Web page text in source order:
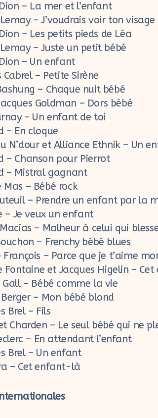
– La mer et l’enfant
– J’voudrais voir ton visage
– Les petits pieds de Léa
– Juste un petit bébé
– Un enfant
Cabrel – Petite Sirène
– Chaque nuit bébé
Goldman – Dors bébé
– Un enfant de toi
– En cloque
N’dour et Alliance Ethnik – Un
– Chanson pour Pierrot
– Mistral gagnant
Mas – Bébé rock
– Prendre un enfant par la
– Je veux un enfant
– Malheur à celui qui
– Frenchy bébé blues
François – Parce que je t’aime
Fontaine et Jacques Higelin –
Gall – Bébé comme la vie
– Mon bébé blond
Brel – Fils
Charden – Le seul bébé qui ne
– En attendant l’enfant
Brel – Un enfant
– Cet enfant-là